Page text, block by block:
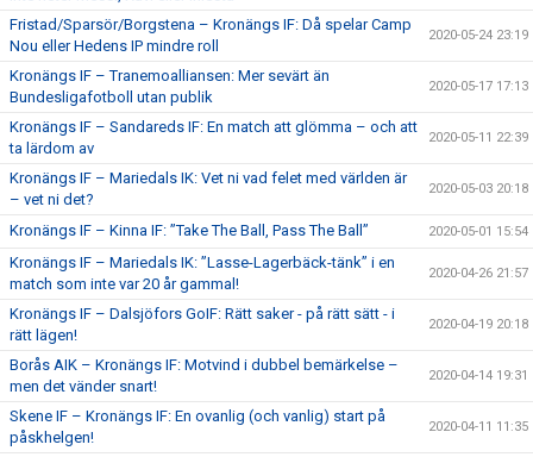
Fristad/Sparsör/Borgstena – Kronängs IF: Då spelar Camp
Nou eller Hedens IP mindre roll
2020-05-24 23:19
Kronängs IF – Tranemoalliansen: Mer sevärt än
Bundesligafotboll utan publik
2020-05-17 17:13
Kronängs IF – Sandareds IF: En match att glömma – och att
ta lärdom av
2020-05-11 22:39
Kronängs IF – Mariedals IK: Vet ni vad felet med världen är
– vet ni det?
2020-05-03 20:18
Kronängs IF – Kinna IF: ”Take The Ball, Pass The Ball” 2020-05-01 15:54
Kronängs IF – Mariedals IK: ”Lasse-Lagerbäck-tänk” i en
match som inte var 20 år gammal!
2020-04-26 21:57
Kronängs IF – Dalsjöfors GoIF: Rätt saker - på rätt sätt - i
rätt lägen!
2020-04-19 20:18
Borås AIK – Kronängs IF: Motvind i dubbel bemärkelse –
men det vänder snart!
2020-04-14 19:31
Skene IF – Kronängs IF: En ovanlig (och vanlig) start på
påskhelgen!
2020-04-11 11:35